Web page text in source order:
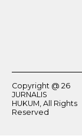
Copyright @ 26
JURNALIS
HUKUM, All Rights
Reserved